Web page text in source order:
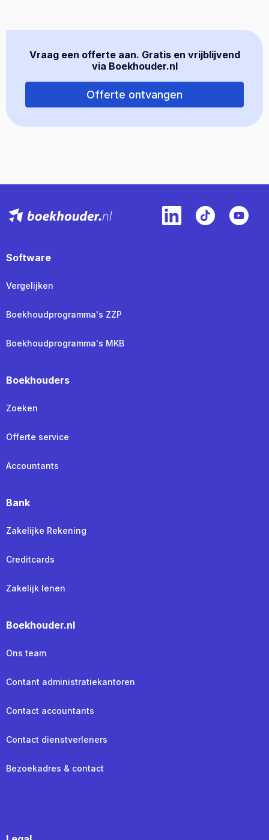
Vraag een offerte aan. Gratis en vrijblijvend
via Boekhouder.nl
Offerte ontvangen
Software
Vergelijken
Boekhoudprogramma's ZZP
Boekhoudprogramma's MKB
Boekhouders
Zoeken
Offerte service
Accountants
Bank
Zakelijke Rekening
Creditcards
Zakelijk lenen
Boekhouder.nl
Ons team
Contant administratiekantoren
Contact accountants
Contact dienstverleners
Bezoekadres & contact